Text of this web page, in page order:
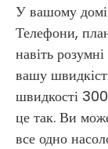
У вашому домі
Телефони,
навіть
вашу
швидкості
це так. Ви
все одно